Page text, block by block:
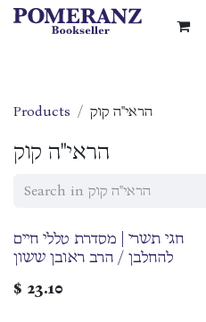
Skip to Content
Products הראי"ה קוק
הראי"ה קוק
חגי תשרי | מסדרת טללי חיים
להחלבן / הרב ראובן ששון
$ 23.10